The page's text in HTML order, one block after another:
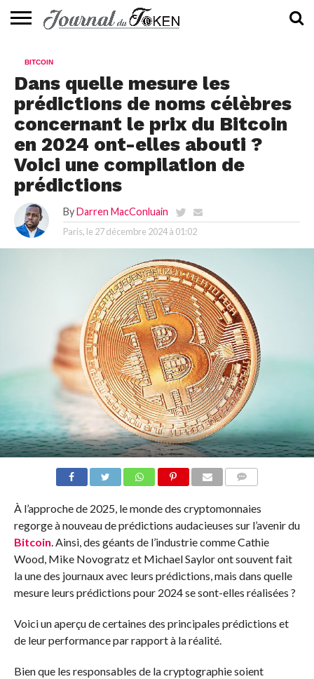
📰
EVALUATION
GUIDE
TENDANCES
À
CONTACTEZ-
BITCOIN
Dans quelle mesure les
prédictions de noms célèbres
concernant le prix du Bitcoin
en 2024 ont-elles abouti ?
Voici une compilation de
prédictions
By Darren MacConluain
Paris, le 27 décembre 2024 à 01:02
À l’approche de 2025, le monde des cryptomonnaies
regorge à nouveau de prédictions audacieuses sur l’avenir du
Bitcoin. Ainsi, des géants de l’industrie comme Cathie
Wood, Mike Novogratz et Michael Saylor ont souvent fait
la une des journaux avec leurs prédictions, mais dans quelle
mesure leurs prédictions pour 2024 se sont-elles réalisées ?
Voici un aperçu de certaines des principales prédictions et
de leur performance par rapport à la réalité.
Bien que les responsables de la cryptographie soient